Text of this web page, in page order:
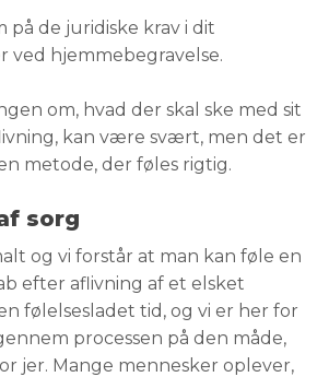
de juridiske krav i dit
ved hjemmebegravelse.
om, hvad der skal ske med sit
kan være svært, men det er
metode, der føles rigtig.
sorg
og vi forstår at man kan føle en
efter aflivning af et elsket
følelsesladet tid, og vi er her for
processen på den måde,
jer. Mange mennesker oplever,